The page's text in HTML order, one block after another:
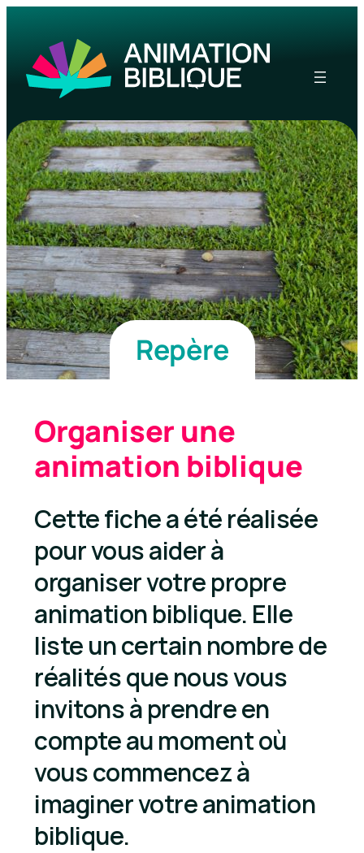
Repère
Organiser une
animation biblique
Cette fiche a été réalisée
pour vous aider à
organiser votre propre
animation biblique. Elle
liste un certain nombre de
réalités que nous vous
invitons à prendre en
compte au moment où
vous commencez à
imaginer votre animation
biblique.